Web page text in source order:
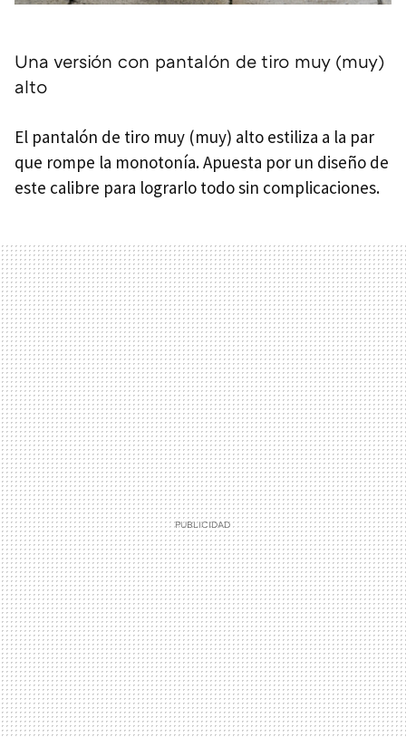
Una versión con pantalón de tiro muy (muy)
alto
El pantalón de tiro muy (muy) alto estiliza a la par
que rompe la monotonía. Apuesta por un diseño de
este calibre para lograrlo todo sin complicaciones.